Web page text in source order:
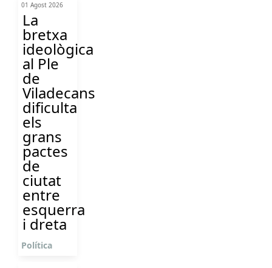
01 Agost 2026
La
bretxa
ideològica
al Ple
de
Viladecans
dificulta
els
grans
pactes
de
ciutat
entre
esquerra
i dreta
Política